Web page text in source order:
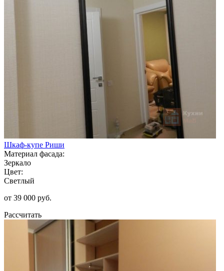
Шкаф-купе Риши
Материал фасада:
Зеркало
Цвет:
Светлый
от 39 000 руб.
Рассчитать